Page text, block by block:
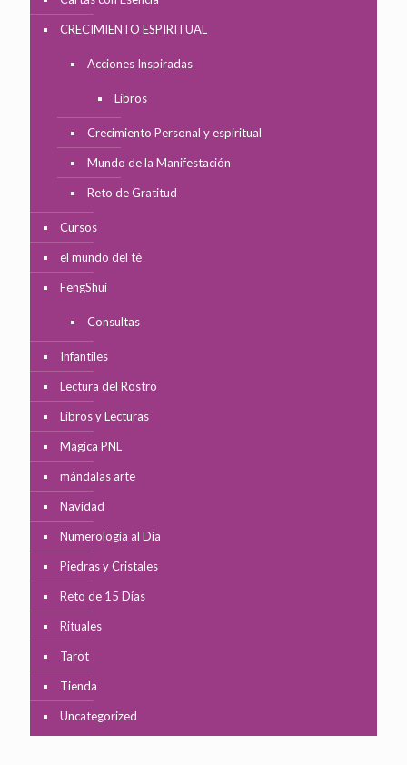
CRECIMIENTO ESPIRITUAL
Acciones Inspiradas
Libros
Crecimiento Personal y espiritual
Mundo de la Manifestación
Reto de Gratitud
Cursos
el mundo del té
FengShui
Consultas
Infantiles
Lectura del Rostro
Libros y Lecturas
Mágica PNL
mándalas arte
Navidad
Numerología al Día
Piedras y Cristales
Reto de 15 Días
Rituales
Tarot
Tienda
Uncategorized